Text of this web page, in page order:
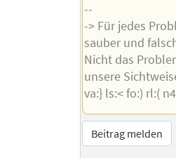
--
-> Für jedes
sauber und
Nicht das
unsere
va:} ls:< fo:) rl:(
Beitrag melden